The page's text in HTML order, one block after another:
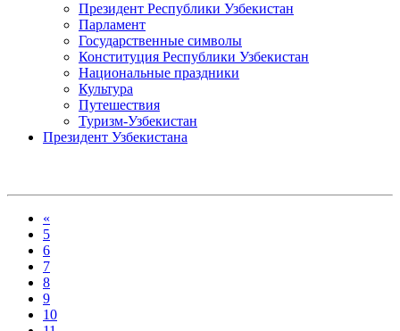
Президент Республики Узбекистан
Парламент
Государственные символы
Конституция Республики Узбекистан
Национальные праздники
Культура
Путешествия
Туризм-Узбекистан
Президент Узбекистана
«
5
6
7
8
9
10